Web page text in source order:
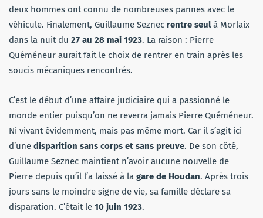
deux hommes ont connu de nombreuses pannes avec le
véhicule. Finalement, Guillaume Seznec rentre seulà Morlaix
dans la nuit du 27 au 28 mai 1923. La raison : Pierre
Quéméneur aurait fait le choix de rentrer en train après les
soucis mécaniques rencontrés.
C’est le début d’une affaire judiciaire qui a passionné le
monde entier puisqu’on ne reverra jamais Pierre Quéméneur.
Ni vivant évidemment, mais pas même mort. Car il s’agit ici
d’une disparition sans corps et sans preuve. De son côté,
Guillaume Seznec maintient n’avoir aucune nouvelle de
Pierre depuis qu’il l’a laissé à la gare de Houdan. Après trois
jours sans le moindre signe de vie, sa famille déclare sa
disparation. C’était le 10 juin 1923.